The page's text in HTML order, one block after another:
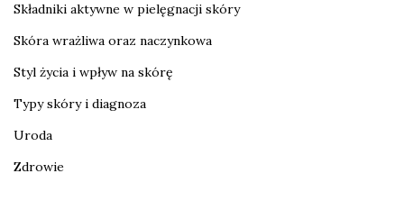
Składniki aktywne w pielęgnacji skóry
Skóra wrażliwa oraz naczynkowa
Styl życia i wpływ na skórę
Typy skóry i diagnoza
Uroda
Zdrowie